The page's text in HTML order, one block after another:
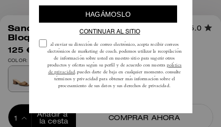
Sandalia de Tacón Esculpido en
Bloque C en Lona Signature
5.0
125 € 195 €
COLOR: Canela
Añadir a
la cesta
COMPRAR AHORA